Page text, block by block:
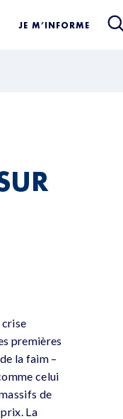
JE M’INFORME
crise
premières
la faim –
celui
de
La